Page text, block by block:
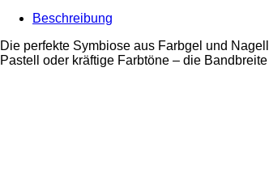
Beschreibung
Die perfekte Symbiose aus Farbgel und
Pastell oder kräftige Farbtöne – die